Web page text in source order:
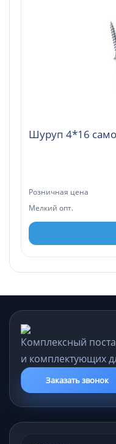
Шуруп 4*16
Розничная цена
Мелкий опт.
Комплексный
и комплектующих
Заказать звонок